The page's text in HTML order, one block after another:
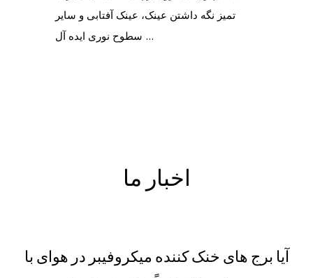
تمیز نگه داشتن عینک، عینک آفتابی و سایر
سطوح نوری ایده آل ...
اخبار ما
آیا برج های خنک کننده میکروفیبر در هوای با